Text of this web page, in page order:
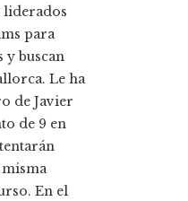
liderados
para
y buscan
Le ha
de Javier
de 9 en
En el